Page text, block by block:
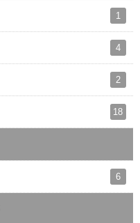
1
4
2
18
6